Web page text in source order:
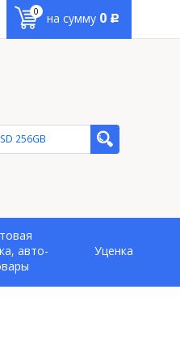
0 на сумму 0 Р
256GB
авто-
Уценка